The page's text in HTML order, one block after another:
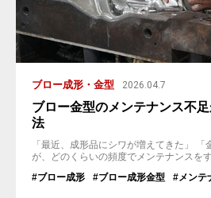
ブロー成形・金型 2026.04.7
ブロー金型のメンテナンス不
法
「最近、成形品にシワが増えてきた」
が、どのくらいの頻度でメンテナンスを
上の成形に耐えられる金型ですが、何も
#ブロー成形 #ブロー成形金型 #メンテ